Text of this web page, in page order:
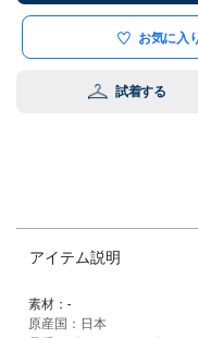
お気に入
試着する
アイテム説明
素材：-
原産国：日本